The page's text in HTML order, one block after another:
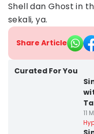
Shell dan Ghost in
sekali, ya.
Share Article
Curated For You
11